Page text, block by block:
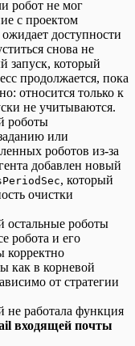
робот не мог
с проектом
доступности
снова не
запуск, который
продолжается, пока
относится только к
не учитываются.
роботы
или
роботов из-за
добавлен новый
, который
очистки
остальные роботы
робота и его
корректно
как в корневой
от стратегии
не работала функция
входящей почты